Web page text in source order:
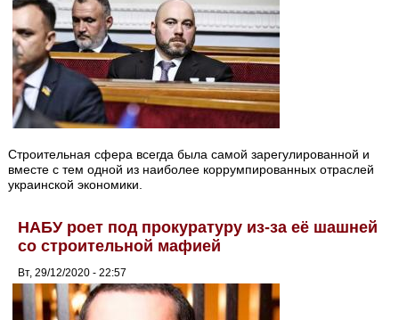
Строительная сфера всегда была самой зарегулированной и
вместе с тем одной из наиболее коррумпированных отраслей
украинской экономики.
НАБУ роет под прокуратуру из-за её шашней
со строительной мафией
Вт, 29/12/2020 - 22:57